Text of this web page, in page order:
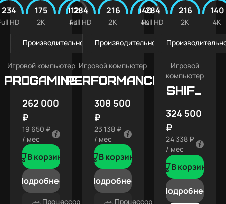
234
HD
175
2K
112
4K
Производительность в играх
Игровой компьютер
PROGAMING
262 000
₽
19 650 ₽
/ мес
В корзину
Подробнее
Процессор
284
Full HD
216
2K
140
4K
Производительность в играх
Игровой компьютер
Performance
308 500
₽
23 138 ₽
/ мес
В корзину
Подробнее
Процессор
284
Full HD
216
2K
140
4K
Игровой
компьютер
SHIFT
324 500
₽
24 338 ₽
/ мес
В корзину
Подробнее